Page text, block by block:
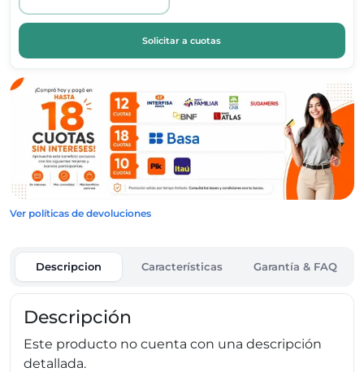
Solicitar a cuotas
Ver políticas de devoluciones
Descripcion Características Garantía & FAQ
Descripción
Este producto no cuenta con una descripción
detallada.